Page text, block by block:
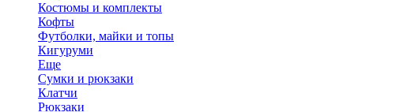
Костюмы и комплекты
Кофты
Футболки, майки и топы
Кигуруми
Еще
Сумки и рюкзаки
Клатчи
Рюкзаки